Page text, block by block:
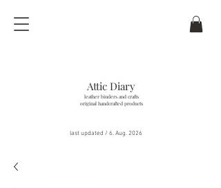
Attic Diary
leather binders and crafts
original handcrafted products
last updated / 6. Aug.2026